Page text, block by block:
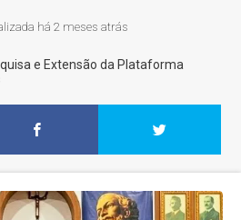
há 2 meses atrás
e Extensão da Plataforma